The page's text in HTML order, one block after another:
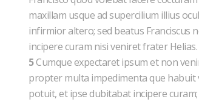
maxillam usque ad supercilium illius
infirmior altero; sed beatus Franciscus
incipere curam nisi veniret frater Helias.
5Cumque expectaret ipsum et non
propter multa impedimenta que habuit
potuit, et ipse dubitabat incipere curam;